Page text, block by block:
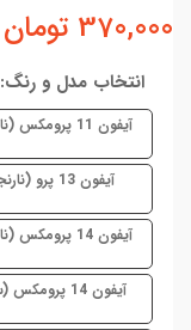
370,000 تومان
انتخاب مدل و رنگ:
آیفون 11 پرومکس (نارنجی)
آیفون 13 پرو (نارنجی)
آیفون 14 پرومکس (نارنجی)
آیفون 14 پرومکس (سفید)